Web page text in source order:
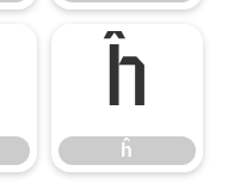
ĥ
ĥ